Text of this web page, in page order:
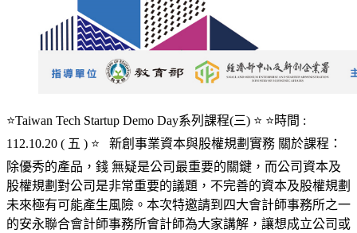
⭐Taiwan Tech Startup Demo Day系列課程(三) ⭐ ⭐時間 :
112.10.20 ( 五 ) ⭐ 新創事業資本與股權規劃實務 關於課程：
除優秀的產品，錢 無疑是公司最重要的關鍵，而公司資本及
股權規劃對公司是非常重要的議題，不完善的資本及股權規劃
未來極有可能產生風險。本次特邀請到四大會計師事務所之一
的安永聯合會計師事務所會計師為大家講解，讓想成立公司或